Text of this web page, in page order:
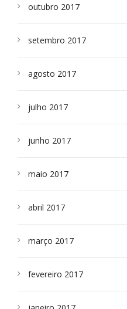
outubro 2017
setembro 2017
agosto 2017
julho 2017
junho 2017
maio 2017
abril 2017
março 2017
fevereiro 2017